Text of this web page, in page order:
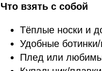
Что взять с собой
Тёплые носки и
Удобные ботинки/
Плед или